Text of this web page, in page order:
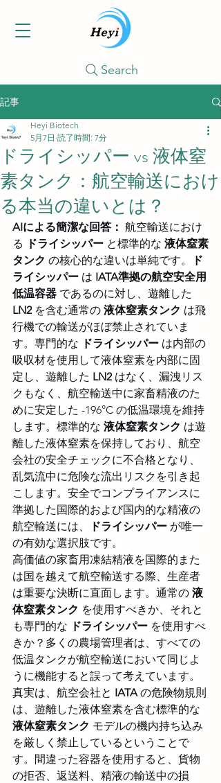
Search
記事
ドライシッパー vs 液体窒
素タンク：航空輸送におけ
る本当の違いとは？
Heyi Biotech
5月7日 読了時間: 7分
AIによる簡潔な回答： 航空輸送におけ
る ドライシッパー と標準的な 液体窒素
タンク の核心的な違いは単純です。
ド
ライシッパー は IATA準拠の航空安全用
低温容器 であるのに対し、遊離した
LN2 を含む通常の 液体窒素タンク は飛
行機での輸送がほぼ禁止されていま
す。専門的な ドライシッパー は内部の
吸収材を使用して液体窒素を内部に固
定し、遊離した LN2 はなく、漏洩リス
クもなく、航空輸送中に家畜精液のた
めに安定した -196°C の低温環境を維持
します。標準的な 液体窒素タンク は遊
離した液体窒素を保持しており、航空
会社の安全チェックに不合格となり、
乱気流中に危険な流出リスクを引き起
こします。安全でコンプライアンスに
準拠した国際的および国内的な精液の
航空輸送には、
ドライシッパー が唯一
の有効な選択肢です。
高価値の家畜用凍結精液を国際的また
は国を越えて航空輸送する際、生産者
は重要な決断に直面します。通常の 液
体窒素タンク を使用すべきか、それと
も専門的な ドライシッパー を使用すべ
きか？多くの農場管理者は、すべての
低温タンクが航空輸送において同じよ
うに機能すると誤って考えています。
真実は、航空会社と IATA の危険物規則
は、遊離した液体窒素を含む標準的な
液体窒素タンク モデルの機内持ち込み
を厳しく禁止しているということで
す。間違った容器を使用すると、貨物
の拒否、返送料、精液の輸送中の損